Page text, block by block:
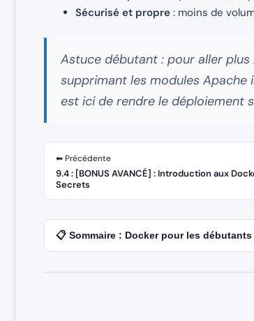
Sécurisé et propre : moins de
Astuce débutant : pour aller
supprimant les modules Apache
est ici de rendre le déploiement
⬅ Précédente
9.4 : [BONUS AVANCÉ] : Introduction aux
Secrets
📋 Sommaire : Docker pour les